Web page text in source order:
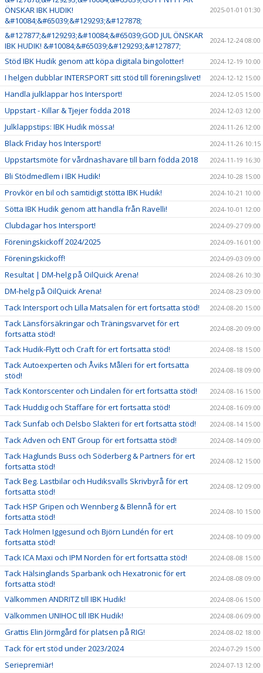
ÖNSKAR IBK HUDIK!
&#10084;&#65039;&#129293;&#127878;
2025-01-01 01:30
&#127877;&#129293;&#10084;&#65039;GOD JUL ÖNSKAR
IBK HUDIK! &#10084;&#65039;&#129293;&#127877;
2024-12-24 08:00
Stöd IBK Hudik genom att köpa digitala bingolotter! 2024-12-19 10:00
I helgen dubblar INTERSPORT sitt stöd till föreningslivet! 2024-12-12 15:00
Handla julklappar hos Intersport! 2024-12-05 15:00
Uppstart - Killar & Tjejer födda 2018 2024-12-03 12:00
Julklappstips: IBK Hudik mössa! 2024-11-26 12:00
Black Friday hos Intersport! 2024-11-26 10:15
Uppstartsmöte för vårdnashavare till barn födda 2018 2024-11-19 16:30
Bli Stödmedlem i IBK Hudik! 2024-10-28 15:00
Provkör en bil och samtidigt stötta IBK Hudik! 2024-10-21 10:00
Sötta IBK Hudik genom att handla från Ravelli! 2024-10-01 12:00
Clubdagar hos Intersport! 2024-09-27 09:00
Föreningskickoff 2024/2025 2024-09-16 01:00
Föreningskickoff! 2024-09-03 09:00
Resultat | DM-helg på OilQuick Arena! 2024-08-26 10:30
DM-helg på OilQuick Arena! 2024-08-23 09:00
Tack Intersport och Lilla Matsalen för ert fortsatta stöd! 2024-08-20 15:00
Tack Länsförsäkringar och Träningsvarvet för ert
fortsatta stöd!
2024-08-20 09:00
Tack Hudik-Flytt och Craft för ert fortsatta stöd! 2024-08-18 15:00
Tack Autoexperten och Åviks Måleri för ert fortsatta
stöd!
2024-08-18 09:00
Tack Kontorscenter och Lindalen för ert fortsatta stöd! 2024-08-16 15:00
Tack Huddig och Staffare för ert fortsatta stöd! 2024-08-16 09:00
Tack Sunfab och Delsbo Slakteri för ert fortsatta stöd! 2024-08-14 15:00
Tack Adven och ENT Group för ert fortsatta stöd! 2024-08-14 09:00
Tack Haglunds Buss och Söderberg & Partners för ert
fortsatta stöd!
2024-08-12 15:00
Tack Beg. Lastbilar och Hudiksvalls Skrivbyrå för ert
fortsatta stöd!
2024-08-12 09:00
Tack HSP Gripen och Wennberg & Blennå för ert
fortsatta stöd!
2024-08-10 15:00
Tack Holmen Iggesund och Björn Lundén för ert
fortsatta stöd!
2024-08-10 09:00
Tack ICA Maxi och IPM Norden för ert fortsatta stöd! 2024-08-08 15:00
Tack Hälsinglands Sparbank och Hexatronic för ert
fortsatta stöd!
2024-08-08 09:00
Välkommen ANDRITZ till IBK Hudik! 2024-08-06 15:00
Välkommen UNIHOC till IBK Hudik! 2024-08-06 09:00
Grattis Elin Jörmgård för platsen på RIG! 2024-08-02 18:00
Tack för ert stöd under 2023/2024 2024-07-29 15:00
Seriepremiär! 2024-07-13 12:00